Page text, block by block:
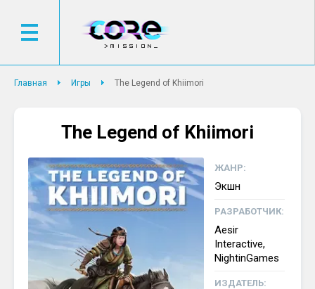
Главная Игры The Legend of Khiimori
The Legend of Khiimori
ЖАНР:
Экшн
РАЗРАБОТЧИК:
Aesir
Interactive,
NightinGames
ИЗДАТЕЛЬ: